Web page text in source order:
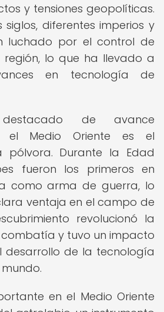
y tensiones geopolíticas.
diferentes imperios y
luchado por el control de
lo que ha llevado a
en tecnología de
de avance
el Medio Oriente es el
pólvora. Durante la Edad
fueron los primeros en
como arma de guerra, lo
ventaja en el campo de
revolucionó la
y tuvo un impacto
desarrollo de la tecnología
en el Medio Oriente